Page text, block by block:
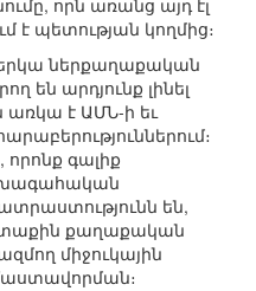
որն առանց այդ էլ
է պետության կողմից։
ներքաղաքական
են արդյունք լինել
առկա է ԱՄՆ-ի եւ
գալիք
են,
քաղաքական
միջուկային